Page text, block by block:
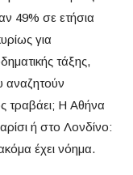
49% σε ετήσια
για
τάξης,
αναζητούν
τραβάει; Η Αθήνα
ή στο Λονδίνο:
έχει νόημα.